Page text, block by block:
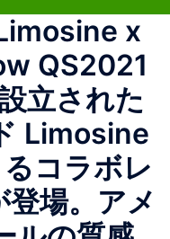
x
QS2021
立された
Limosine
コラボレ
場。アメ